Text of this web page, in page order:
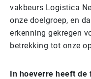
vakbeurs Logistica
onze doelgroep, en
erkenning gekregen
betrekking tot onze
In hoeverre heeft de